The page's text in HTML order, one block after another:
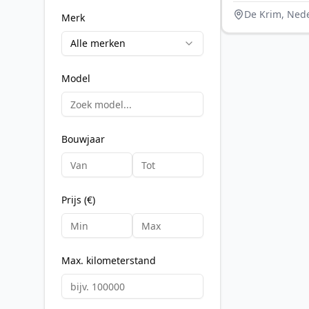
Merk
Alle merken
Model
Bouwjaar
Prijs (€)
Max. kilometerstand
De Krim,